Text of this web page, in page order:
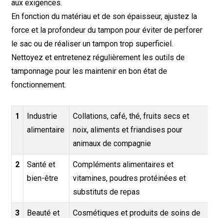
aux exigences.
En fonction du matériau et de son épaisseur, ajustez la
force et la profondeur du tampon pour éviter de perforer
le sac ou de réaliser un tampon trop superficiel.
Nettoyez et entretenez régulièrement les outils de
tamponnage pour les maintenir en bon état de
fonctionnement.
1
Industrie
alimentaire
Collations, café, thé, fruits secs et
noix, aliments et friandises pour
animaux de compagnie
2
Santé et
bien-être
Compléments alimentaires et
vitamines, poudres protéinées et
substituts de repas
3
Beauté et
Cosmétiques et produits de soins de